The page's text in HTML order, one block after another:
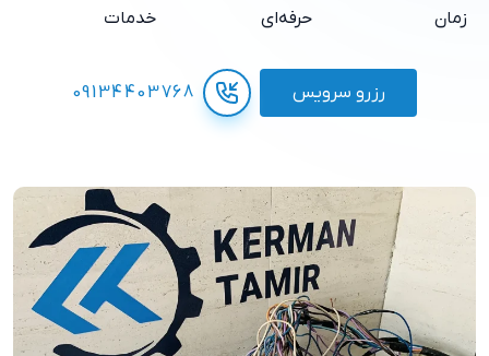
زمان
حرفه‌ای
خدمات
رزرو سرویس 09134403768